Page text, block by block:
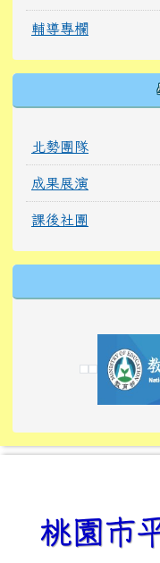
輔導專欄
北勢團隊
成果展演
課後社團
桃園市